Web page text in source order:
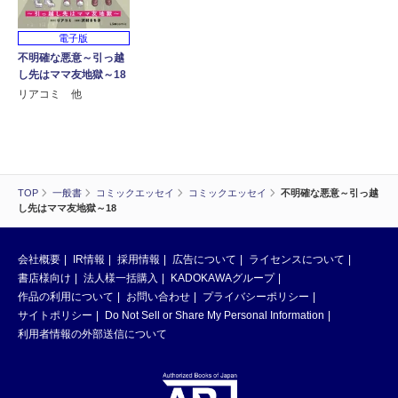
TOP 一般書 コミックエッセイ コミックエッセイ
不明確な悪意～引っ越
し先はママ友地獄～18
電子版
不明確な悪意～引っ越
し先はママ友地獄～18
リアコミ 他
会社概要 IR情報 採用情報 広告について
ライセンスについて
書店様向け
法人様一括購入
KADOKAWAグループ
作品の利用について
お問い合わせ
プライバシーポリシー
サイトポリシー
Do Not Sell or Share My Personal Information
利用者情報の外部送信について